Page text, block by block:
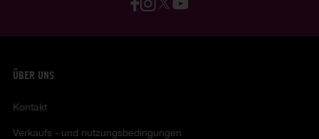
ÜBER UNS
Kontakt
Verkaufs - und nutzungsbedingungen